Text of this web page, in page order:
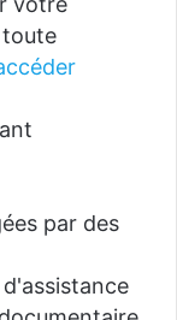
toute
par des